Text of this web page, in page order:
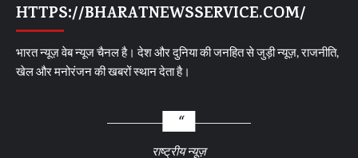
HTTPS://BHARATNEWSSERVICE.COM/
भारत न्यूज़ वेब न्यूज चैनल है। देश और दुनिया की जनहित से जुड़ी न्यूज़, राजनीति,
खेल और मनोरंजन की खबरों स्थान देता है।
राष्ट्रीय न्यूज़